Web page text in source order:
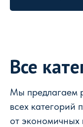
Все
Мы предлагаем
всех категорий
от экономичных